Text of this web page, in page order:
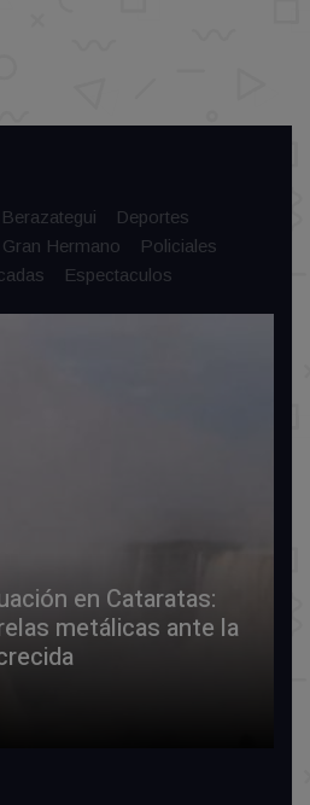
Berazategui
Deportes
Gran Hermano
Policiales
Espectaculos
en Cataratas:
metálicas ante la